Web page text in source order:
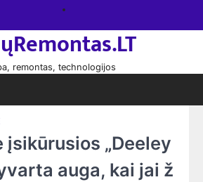
remontas, technologijos
įsikūrusios „Deeley
auga, kai jai ž